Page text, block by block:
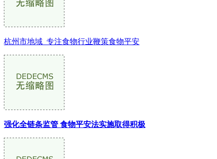
杭州市地域_专注食物行业鞭策食物平安
强化全链条监管 食物平安法实施取得积极